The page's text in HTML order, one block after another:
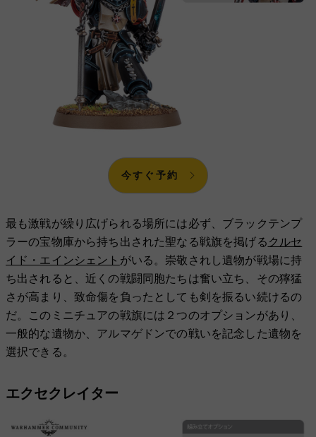
今すぐ予約
最も激戦が繰り広げられる場所には必ず、ブラックテンプ
ラーの宝物庫から持ち出された聖なる戦旗を掲げる クルセ
イド・エインシェント がいる。崇敬されし遺物が戦場に持
ち出されると、近くの戦闘同胞たちは奮い立ち、その獰猛
さが高まり、致命傷を負ったとしても剣を振るい続けるの
だ。このミニチュアの戦旗には２つのオプションがあり、
一般的な遺物か、アルマゲドンでの戦いを記念した遺物を
選択できる。
エクセクレイター